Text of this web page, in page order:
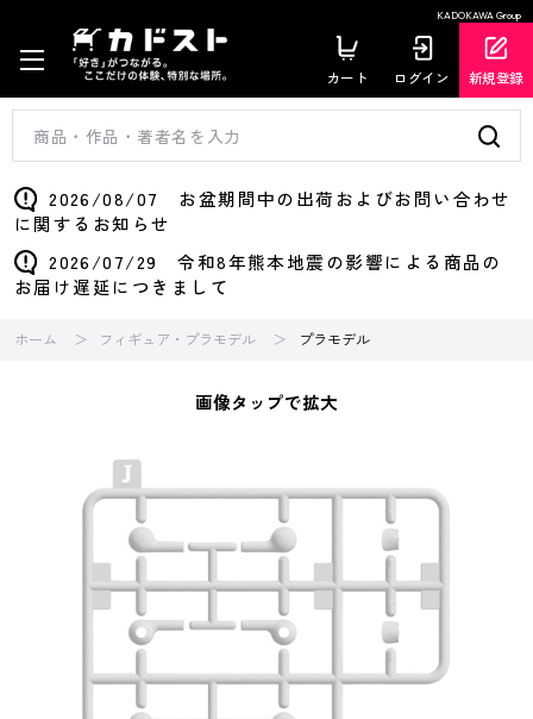
KADOKAWA Group
カート ログイン 新規登録
2026/08/07 お盆期間中の出荷およびお問い合わせ
に関するお知らせ
2026/07/29 令和8年熊本地震の影響による商品の
お届け遅延につきまして
ホーム フィギュア・プラモデル プラモデル
画像タップで拡大